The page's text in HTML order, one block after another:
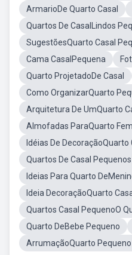
ArmarioDe Quarto Casal
Quartos De CasalLindos
SugestõesQuarto Casal
Cama CasalPequena
Quarto ProjetadoDe Casal
Como OrganizarQuarto
Arquitetura De UmQuarto
Almofadas ParaQuarto
Idéias De DecoraçãoQuarto
Quartos De Casal
Ideias Para Quarto
Ideia DecoraçãoQuarto
Quartos Casal PequenoO
Quarto DeBebe Pequeno
ArrumaçãoQuarto Pequeno